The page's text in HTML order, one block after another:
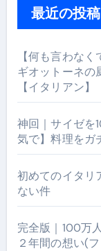
最近の投稿
【何も言わな
ギオットーネの
【イタリアン】
神回｜サイゼを
気で】料理をガ
初めてのイタリ
ない件
完全版｜100万
２年間の想い(